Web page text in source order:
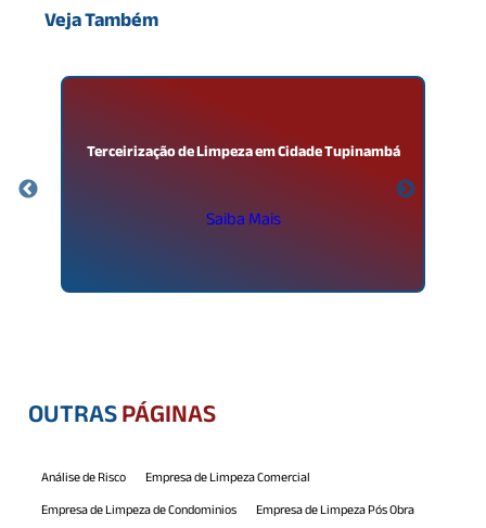
Veja Também
Terceirização de Limpeza em Cidade Tupinambá
Saiba Mais
OUTRASPÁGINAS
Análise de Risco
Empresa de Limpeza Comercial
Empresa de Limpeza de Condominios
Empresa de Limpeza Pós Obra